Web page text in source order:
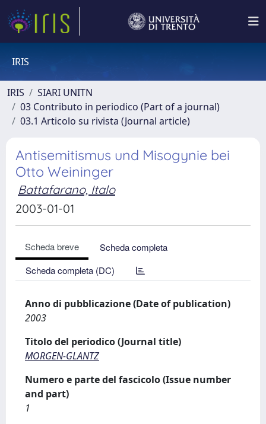
IRIS
IRIS
SIARI UNITN
03 Contributo in periodico (Part of a journal)
03.1 Articolo su rivista (Journal article)
Antisemitismus und Misogynie bei
Otto Weininger
Battafarano, Italo
2003-01-01
Scheda breve
Scheda completa
Scheda completa (DC)
Anno di pubblicazione (Date of publication)
2003
Titolo del periodico (Journal title)
MORGEN-GLANTZ
Numero e parte del fascicolo (Issue number
and part)
1